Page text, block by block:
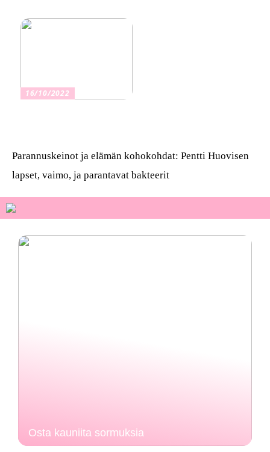
16/10/2022
Parannuskeinot ja elämän kohokohdat: Pentti Huovisen
lapset, vaimo, ja parantavat bakteerit
Osta kauniita sormuksia